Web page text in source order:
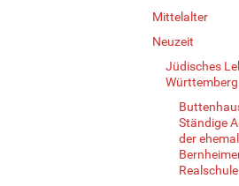
Mittelalter
Neuzeit
Jüdisches
Württemberg
Ständige
der
Realschule